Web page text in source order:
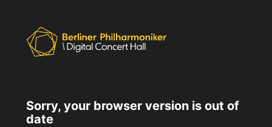
Sorry, your browser version is out of
date